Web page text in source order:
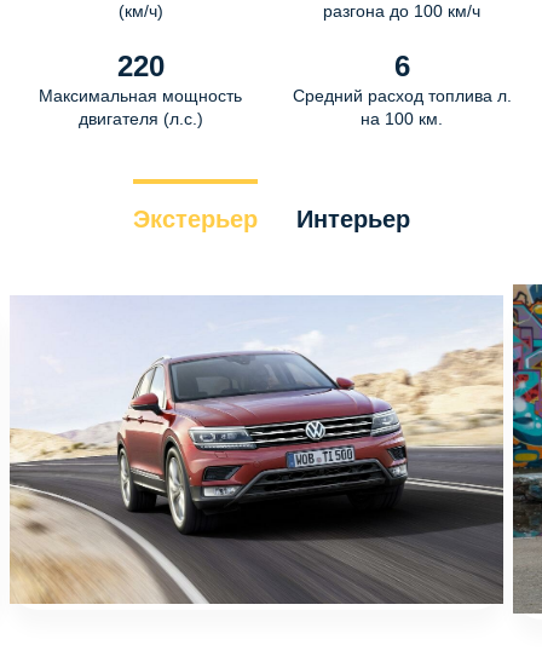
(км/ч)
разгона до 100 км/ч
220
Максимальная мощность
двигателя (л.с.)
6
Средний расход топлива л.
на 100 км.
Экстерьер Интерьер